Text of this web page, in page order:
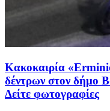
Κακοκαιρία
δέντρων στον δήμο
Δείτε φωτογραφίες